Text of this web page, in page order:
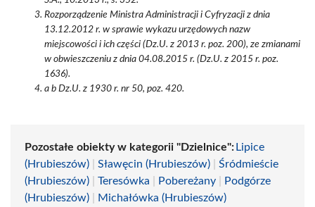
Rozporządzenie Ministra Administracji i Cyfryzacji z dnia
13.12.2012 r. w sprawie wykazu urzędowych nazw
miejscowości i ich części (Dz.U. z 2013 r. poz. 200), ze zmianami
w obwieszczeniu z dnia 04.08.2015 r. (Dz.U. z 2015 r. poz.
1636).
a b Dz.U. z 1930 r. nr 50, poz. 420.
Pozostałe obiekty w kategorii "Dzielnice": Lipice
(Hrubieszów)
Sławęcin (Hrubieszów)
Śródmieście
(Hrubieszów)
Teresówka Pobereżany
Podgórze
(Hrubieszów)
Michałówka (Hrubieszów)